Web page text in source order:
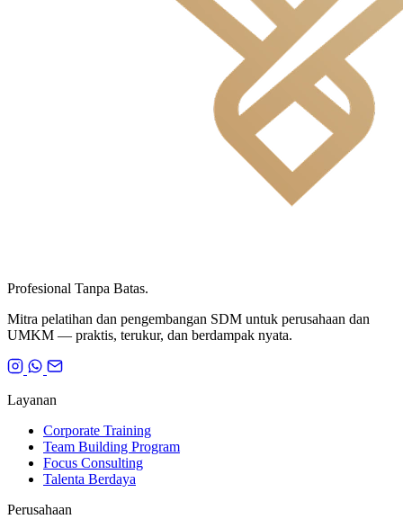
Profesional Tanpa Batas.
Mitra pelatihan dan pengembangan SDM untuk perusahaan dan
UMKM — praktis, terukur, dan berdampak nyata.
Layanan
Corporate Training
Team Building Program
Focus Consulting
Talenta Berdaya
Perusahaan